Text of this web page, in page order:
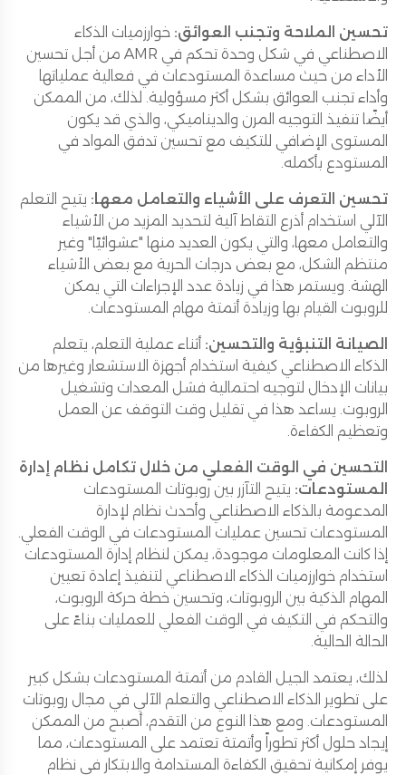
تحسين الملاحة وتجنب العوائق: خوارزميات الذكاء
الاصطناعي في شكل وحدة تحكم في AMR من أجل تحسين
الأداء من حيث مساعدة المستودعات في فعالية عملياتها
وأداء تجنب العوائق بشكل أكثر مسؤولية. لذلك، من الممكن
أيضًا تنفيذ التوجيه المرن والديناميكي، والذي قد يكون
المستوى الإضافي للتكيف مع تحسين تدفق المواد في
المستودع بأكمله.
تحسين التعرف على الأشياء والتعامل معها: يتيح التعلم
الآلي استخدام أذرع التقاط آلية لتحديد المزيد من الأشياء
والتعامل معها، والتي يكون العديد منها "عشوائيًا" وغير
منتظم الشكل، مع بعض درجات الحرية مع بعض الأشياء
الهشة. ويستمر هذا في زيادة عدد الإجراءات التي يمكن
للروبوت القيام بها وزيادة أتمتة مهام المستودعات.
الصيانة التنبؤية والتحسين: أثناء عملية التعلم، يتعلم
الذكاء الاصطناعي كيفية استخدام أجهزة الاستشعار وغيرها من
بيانات الإدخال لتوجيه احتمالية فشل المعدات وتشغيل
الروبوت. يساعد هذا في تقليل وقت التوقف عن العمل
وتعظيم الكفاءة.
التحسين في الوقت الفعلي من خلال تكامل نظام إدارة
المستودعات: يتيح التآزر بين روبوتات المستودعات
المدعومة بالذكاء الاصطناعي وأحدث نظام لإدارة
المستودعات تحسين عمليات المستودعات في الوقت الفعلي.
إذا كانت المعلومات موجودة، يمكن لنظام إدارة المستودعات
استخدام خوارزميات الذكاء الاصطناعي لتنفيذ إعادة تعيين
المهام الذكية بين الروبوتات، وتحسين خطة حركة الروبوت،
والتحكم في التكيف في الوقت الفعلي للعمليات بناءً على
الحالة الحالية.
لذلك، يعتمد الجيل القادم من أتمتة المستودعات بشكل كبير
على تطوير الذكاء الاصطناعي والتعلم الآلي في مجال روبوتات
المستودعات. ومع هذا النوع من التقدم، أصبح من الممكن
إيجاد حلول أكثر تطوراً وأتمتة تعتمد على المستودعات، مما
يوفر إمكانية تحقيق الكفاءة المستدامة والابتكار في نظام